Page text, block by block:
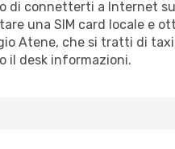
di connetterti a Internet
una SIM card locale e
Atene, che si tratti di
il desk informazioni.